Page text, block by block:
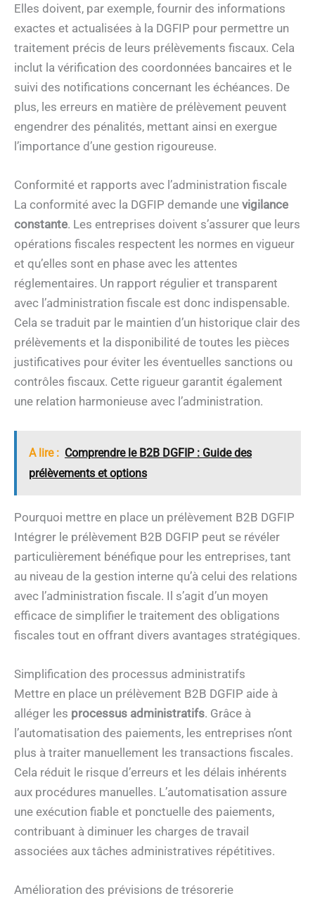
Elles doivent, par exemple, fournir des informations
exactes et actualisées à la DGFIP pour permettre un
traitement précis de leurs prélèvements fiscaux. Cela
inclut la vérification des coordonnées bancaires et le
suivi des notifications concernant les échéances. De
plus, les erreurs en matière de prélèvement peuvent
engendrer des pénalités, mettant ainsi en exergue
l’importance d’une gestion rigoureuse.
Conformité et rapports avec l’administration fiscale
La conformité avec la DGFIP demande une vigilance
constante. Les entreprises doivent s’assurer que leurs
opérations fiscales respectent les normes en vigueur
et qu’elles sont en phase avec les attentes
réglementaires. Un rapport régulier et transparent
avec l’administration fiscale est donc indispensable.
Cela se traduit par le maintien d’un historique clair des
prélèvements et la disponibilité de toutes les pièces
justificatives pour éviter les éventuelles sanctions ou
contrôles fiscaux. Cette rigueur garantit également
une relation harmonieuse avec l’administration.
A lire : Comprendre le B2B DGFIP : Guide des
prélèvements et options
Pourquoi mettre en place un prélèvement B2B DGFIP
Intégrer le prélèvement B2B DGFIP peut se révéler
particulièrement bénéfique pour les entreprises, tant
au niveau de la gestion interne qu’à celui des relations
avec l’administration fiscale. Il s’agit d’un moyen
efficace de simplifier le traitement des obligations
fiscales tout en offrant divers avantages stratégiques.
Simplification des processus administratifs
Mettre en place un prélèvement B2B DGFIP aide à
alléger les processus administratifs. Grâce à
l’automatisation des paiements, les entreprises n’ont
plus à traiter manuellement les transactions fiscales.
Cela réduit le risque d’erreurs et les délais inhérents
aux procédures manuelles. L’automatisation assure
une exécution fiable et ponctuelle des paiements,
contribuant à diminuer les charges de travail
associées aux tâches administratives répétitives.
Amélioration des prévisions de trésorerie